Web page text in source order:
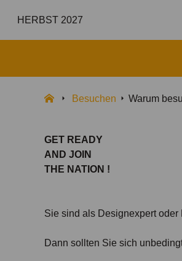
HERBST 2027
Besuchen Warum
GET READY
AND JOIN
THE NATION !
Sie sind als Designexpert
Dann sollten Sie sich